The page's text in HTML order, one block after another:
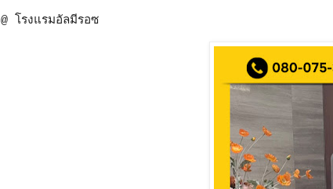
@ โรงแรมอัลมีรอซ